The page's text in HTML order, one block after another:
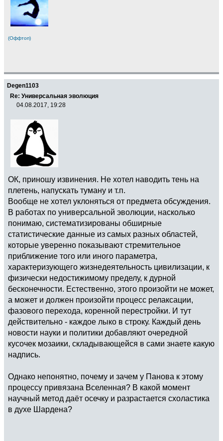
(Оффтоп)
Degen1103
Re: Универсальная эволюция
04.08.2017, 19:28
ОК, приношу извинения. Не хотел наводить тень на
плетень, напускать туману и т.п.
Вообще не хотел уклоняться от предмета обсуждения.
В работах по универсальной эволюции, насколько
понимаю, систематизированы обширные
статистические данные из самых разных областей,
которые уверенно показывают стремительное
приближение того или иного параметра,
характеризующего жизнедеятельность цивилизации, к
физически недостижимому пределу, к дурной
бесконечности. Естественно, этого произойти не может,
а может и должен произойти процесс релаксации,
фазового перехода, коренной перестройки. И тут
действительно - каждое лыко в строку. Каждый день
новости науки и политики добавляют очередной
кусочек мозаики, складывающейся в сами знаете какую
надпись.
Однако непонятно, почему и зачем у Панова к этому
процессу привязана Вселенная? В какой момент
научный метод даёт осечку и разрастается схоластика
в духе Шардена?